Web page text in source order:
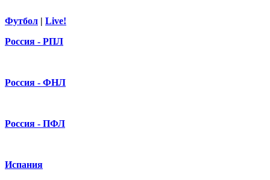
Футбол | Live!
Россия - РПЛ
Россия - ФНЛ
Россия - ПФЛ
Испания